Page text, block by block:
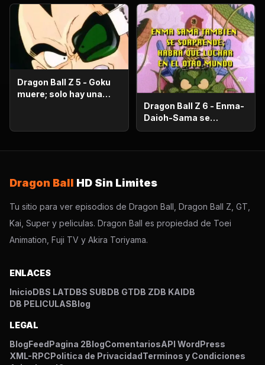
Dragon Ball Z 5 - Goku
muere; solo hay una
Dragon Ball Z 6 - Enma-
Daioh-Sama se
sorprende. Habrá que
mundo?
Dragon Ball HD Sin Limites
Tu sitio para ver episodios de Dragon Ball, Dragon Ball Z, GT,
Kai, Super y peliculas. Dragon Ball es propiedad de Toei
Animation, Fuji TV y Akira Toriyama.
ENLACES
InicioDBS LATDBS SUBDB GTDB ZDB KAIDB
DB PELICULASBlog
LEGAL
BlogFeedPagina 2BlogComentariosAPI WordPress
XML-RPCPolitica de PrivacidadTerminos y Condiciones